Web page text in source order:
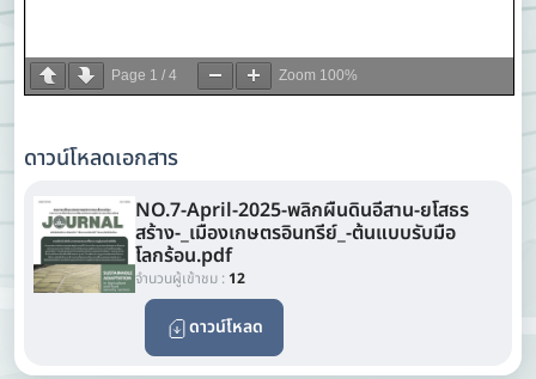
Page 1 / 4 Zoom 100%
ดาวน์โหลดเอกสาร
NO.7-April-2025-พลิกผืนดินอีสาน-ยโสธร
สร้าง-_เมืองเกษตรอินทรีย์_-ต้นแบบรับมือ
โลกร้อน.pdf
จำนวนผู้เข้าชม : 12
ดาวน์โหลด